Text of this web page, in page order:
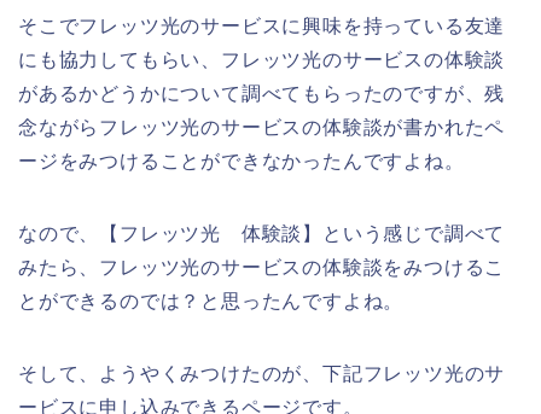
そこでフレッツ光のサービスに興味を持っている友達
にも協力してもらい、フレッツ光のサービスの体験談
があるかどうかについて調べてもらったのですが、残
念ながらフレッツ光のサービスの体験談が書かれたペ
ージをみつけることができなかったんですよね。
なので、【フレッツ光 体験談】という感じで調べて
みたら、フレッツ光のサービスの体験談をみつけるこ
とができるのでは？と思ったんですよね。
そして、ようやくみつけたのが、下記フレッツ光のサ
ービスに申し込みできるページです。